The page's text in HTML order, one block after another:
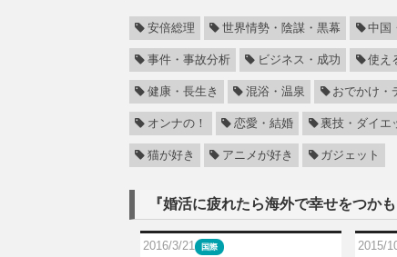
安倍総理 世界情勢・陰謀・黒幕 中国
事件・事故分析 ビジネス・成功 使え
健康・長生き 混浴・温泉 おでかけ・
オンナの！ 恋愛・結婚 裏技・ダイエ
猫が好き アニメが好き ガジェット
『婚活に疲れたら海外で幸せをつか
2016/3/21 国際 2015/